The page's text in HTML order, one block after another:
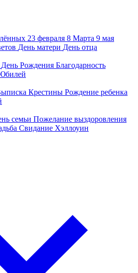
23 февраля 8 Марта 9 мая
День матери День отца
День Рождения Благодарность
Крестины Рождение ребенка
семьи Пожелание выздоровления
Свидание Хэллоуин